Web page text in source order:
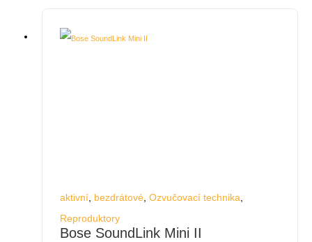
aktivní, bezdrátové, Ozvučovací technika,
Reproduktory
Bose SoundLink Mini II